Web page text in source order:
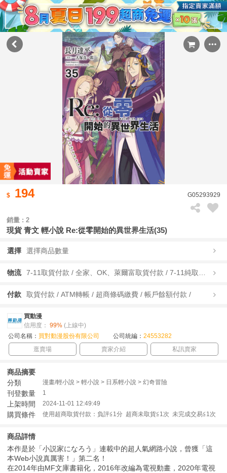
194 G05293929
銷量 : 2
現貨 青文 輕小說 Re:從零開始的異世界生活(35)
選擇 選擇商品數量
物流
付款 取貨付款 / ATM轉帳 / 超商條碼繳費 / 帳戶餘額付款 /
買動漫
信用度： 99% (上線中)
公司名稱： 買對動漫股份有限公司 公司統編： 24553282
逛賣場
賣家介紹 私訊賣家
商品摘要
分類
漫畫/輕小說 > 輕小說 > 日系輕小說 > 幻奇冒險
刊登數量 1
上架時間 2024-11-01 12:49:49
購買條件 使用超商取貨付款：負評≦1分 超商未取貨≦1次 未完成交易≦1次
商品詳情
本作是於「小説家になろう」連載中的超人氣網路小說，曾獲「這
本Web小說真厲害！」第二名！
在2014年由MF文庫書籍化，2016年改編為電視動畫，2020年電視